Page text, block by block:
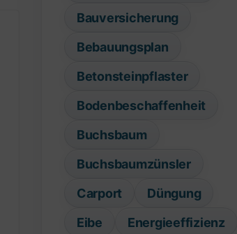
Bauversicherung
Bebauungsplan
Betonsteinpflaster
Bodenbeschaffenheit
Buchsbaum
Buchsbaumzünsler
Carport
Düngung
Eibe
Energieeffizienz